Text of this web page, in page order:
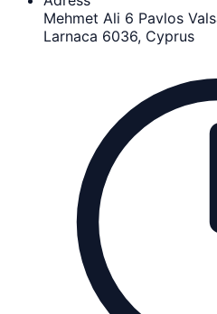
Mehmet Ali 6 Pavlos
Larnaca 6036, Cyprus